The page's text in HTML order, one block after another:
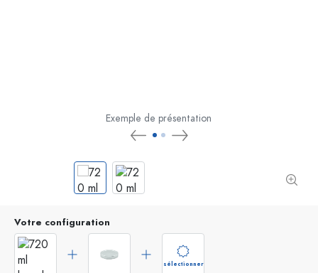
Exemple de présentation
Votre configuration
sélectionner